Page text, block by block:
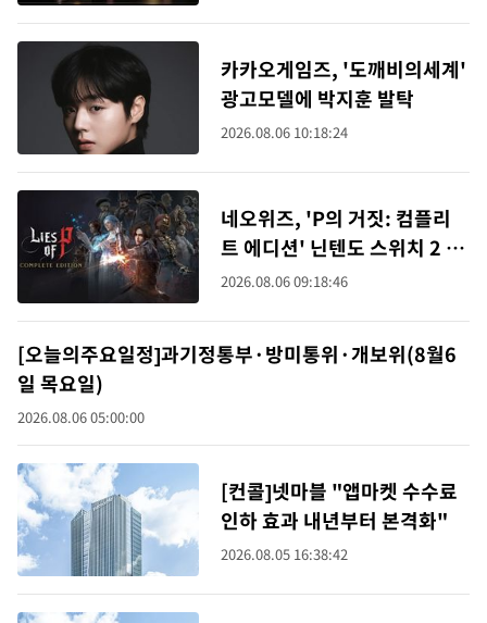
카카오게임즈, '도깨비의세계'
광고모델에 박지훈 발탁
2026.08.06 10:18:24
네오위즈, 'P의 거짓: 컴플리
트 에디션' 닌텐도 스위치 2 출
시
2026.08.06 09:18:46
[오늘의주요일정]과기정통부·방미통위·개보위(8월6
일 목요일)
2026.08.06 05:00:00
[컨콜]넷마블 "앱마켓 수수료
인하 효과 내년부터 본격화"
2026.08.05 16:38:42